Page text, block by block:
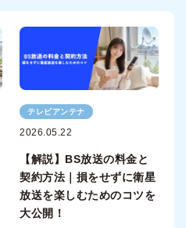
テレビアンテナ
2026.05.22
【解説】BS放送の料金と
契約方法｜損をせずに衛星
放送を楽しむためのコツを
大公開！